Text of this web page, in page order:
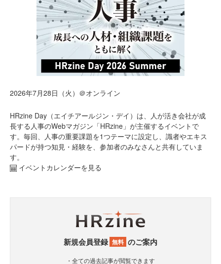
2026年7月28日（火）＠オンライン
HRzine Day（エイチアールジン・デイ）は、人が活き会社が成
長する人事のWebマガジン「HRzine」が主催するイベントで
す。毎回、人事の重要課題を1つテーマに設定し、識者やエキス
パードが持つ知見・経験を、参加者のみなさんと共有していま
す。
イベントカレンダーを見る
新規会員登録 無料 のご案内
・全ての過去記事が閲覧できます